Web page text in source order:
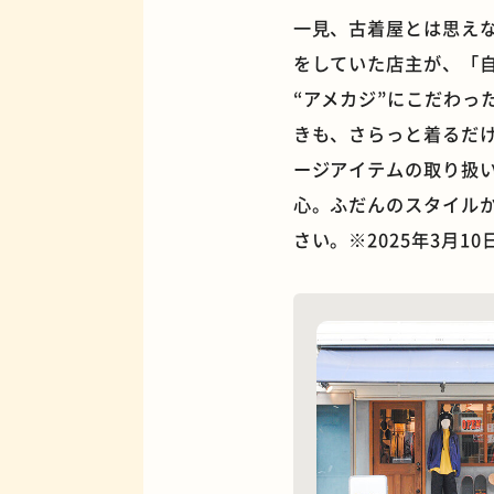
一見、古着屋とは思え
をしていた店主が、「
“アメカジ”にこだわっ
きも、さらっと着るだ
ージアイテムの取り扱
心。ふだんのスタイル
さい。※2025年3月10